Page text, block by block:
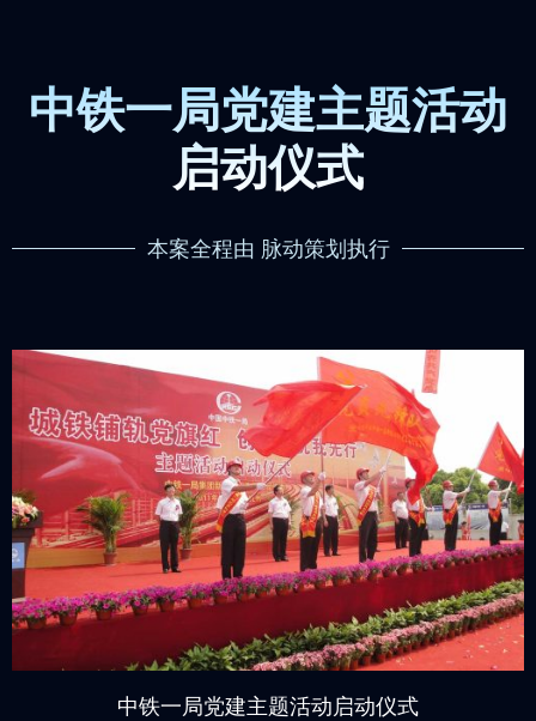
中铁一局党建主题活动
启动仪式
本案全程由 脉动策划执行
中铁一局党建主题活动启动仪式